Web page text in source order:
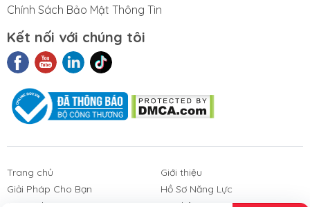
Liệu Nhám
Phim Cách
Sản Phẩm
Chính Sách Bảo Mật Thông Tin
Kết nối với chúng tôi
Trang chủ
Giới thiệu
Giải Pháp Cho Bạn
Hồ Sơ Năng Lực